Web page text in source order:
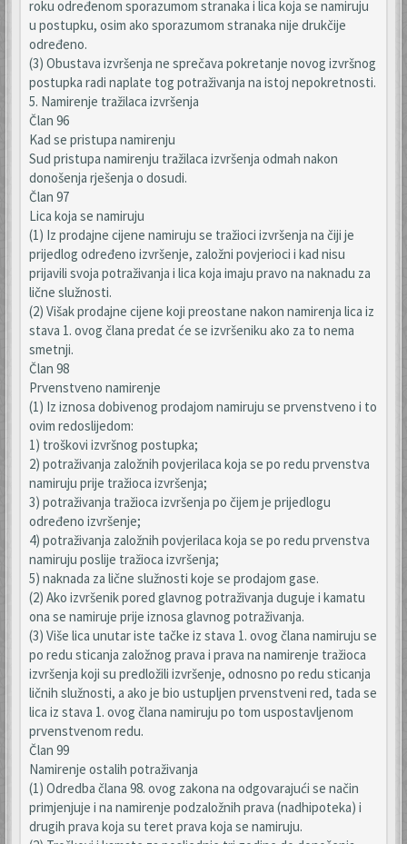
roku određenom sporazumom stranaka i lica koja se namiruju
u postupku, osim ako sporazumom stranaka nije drukčije
određeno.
(3) Obustava izvršenja ne sprečava pokretanje novog izvršnog
postupka radi naplate tog potraživanja na istoj nepokretnosti.
5. Namirenje tražilaca izvršenja
Član 96
Kad se pristupa namirenju
Sud pristupa namirenju tražilaca izvršenja odmah nakon
donošenja rješenja o dosudi.
Član 97
Lica koja se namiruju
(1) Iz prodajne cijene namiruju se tražioci izvršenja na čiji je
prijedlog određeno izvršenje, založni povjerioci i kad nisu
prijavili svoja potraživanja i lica koja imaju pravo na naknadu za
lične služnosti.
(2) Višak prodajne cijene koji preostane nakon namirenja lica iz
stava 1. ovog člana predat će se izvršeniku ako za to nema
smetnji.
Član 98
Prvenstveno namirenje
(1) Iz iznosa dobivenog prodajom namiruju se prvenstveno i to
ovim redoslijedom:
1) troškovi izvršnog postupka;
2) potraživanja založnih povjerilaca koja se po redu prvenstva
namiruju prije tražioca izvršenja;
3) potraživanja tražioca izvršenja po čijem je prijedlogu
određeno izvršenje;
4) potraživanja založnih povjerilaca koja se po redu prvenstva
namiruju poslije tražioca izvršenja;
5) naknada za lične služnosti koje se prodajom gase.
(2) Ako izvršenik pored glavnog potraživanja duguje i kamatu
ona se namiruje prije iznosa glavnog potraživanja.
(3) Više lica unutar iste tačke iz stava 1. ovog člana namiruju se
po redu sticanja založnog prava i prava na namirenje tražioca
izvršenja koji su predložili izvršenje, odnosno po redu sticanja
ličnih služnosti, a ako je bio ustupljen prvenstveni red, tada se
lica iz stava 1. ovog člana namiruju po tom uspostavljenom
prvenstvenom redu.
Član 99
Namirenje ostalih potraživanja
(1) Odredba člana 98. ovog zakona na odgovarajući se način
primjenjuje i na namirenje podzaložnih prava (nadhipoteka) i
drugih prava koja su teret prava koja se namiruju.